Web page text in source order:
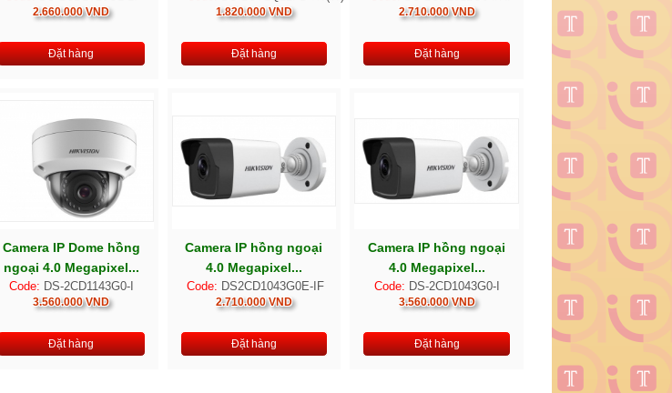
2.660.000 VND
Đặt hàng
1.820.000 VND
Đặt hàng
2.710.000 VND
Đặt hàng
Camera IP Dome hồng
ngoại 4.0 Megapixel...
Code: DS-2CD1143G0-I
3.560.000 VND
Đặt hàng
Camera IP hồng ngoại
4.0 Megapixel...
Code: DS2CD1043G0E-IF
2.710.000 VND
Đặt hàng
Camera IP hồng ngoại
4.0 Megapixel...
Code: DS-2CD1043G0-I
3.560.000 VND
Đặt hàng